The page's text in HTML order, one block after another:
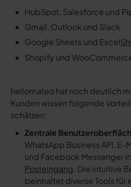
HubSpot, Salesforce und
Gmail, Outlook und Slack
Google Sheets und Excel
Shopify und
hellomateo hat noch deutlich
Kunden wissen folgende
schätzen:
Zentrale
WhatsApp Business API, E-
und Facebook Messenger
Posteingang. Die intuitive
beinhaltet diverse Tools für